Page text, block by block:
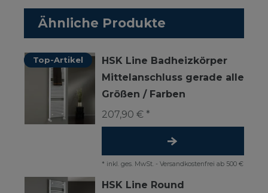
Ähnliche Produkte
Top-Artikel
HSK Line Badheizkörper
Mittelanschluss gerade alle
Größen / Farben
207,90 € *
* inkl. ges. MwSt. - Versandkostenfrei ab 500 €
HSK Line Round